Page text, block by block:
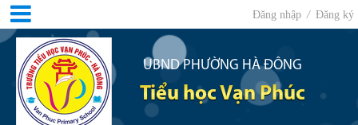
UBND PHƯỜNG HÀ ĐÔNG
Tiểu học Vạn Phúc
Đăng nhập / Đăng ký